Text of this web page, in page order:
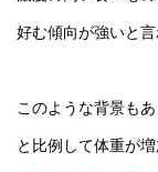
好む傾向が強いと言
このような背景も
と比例して体重が